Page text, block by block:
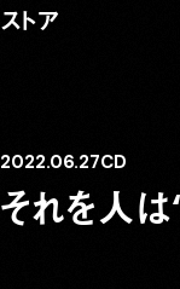
ストア
2022.06.27CD
それを人